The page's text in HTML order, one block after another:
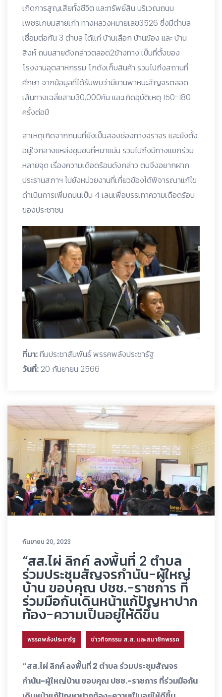
เกิดการสูญเสียทั้งชีวิต และทรัพย์สิน บริเวณถนน
เพชรเกษมสายเก่า ทางหลวงหมายเลข3526 ซึ่งมีตำบล
เชื่อมต่อกัน 3 ตำบล ได้แก่ บ้านเลือก บ้านฆ้อง และ บ้าน
สิงห์ ถนนสายดังกล่าวตลอด2ข้างทาง เป็นที่ตั้งของ
โรงงานอุตสาหกรรม โกดังเก็บสินค้า รวมไปถึงสถานที่
ศึกษา จากข้อมูลที่ได้รับพบว่ามียานพาหนะสัญจรตลอด
เส้นทางเฉลี่ยสาม30,000คัน และเกิดอุบัติเหตุ 150-180
ครั้งต่อปี
สาเหตุเกิดจากถนนที่ยังเป็นสองช่องทางจราจร และยังตั้ง
อยู่ใจกลางแหล่งชุมชนที่หนาแน่น รวมไปถึงมีทางแยกร่วม
หลายจุด เรื่องความเดือดร้อนดังกล่าว ตนจึงอยากฝาก
ประธานสภาฯ ไปยังหน่วยงานที่เกี่ยวข้องได้พิจารณาแก้ไข
ดำเนินการเพิ่มถนนเป็น 4 เลนเพื่อบรรเทาความเดือดร้อน
ของประชาชน
ที่มา:ทีมประชาสัมพันธ์ พรรคพลังประชารัฐ
วันที่: 20 กันยายน 2566
กันยายน 20, 2023
“สส.ไผ่ ลิกค์ ลงพื้นที่ 2 ตำบล
ร่วมประชุมสัญจรกำนัน-ผู้ใหญ่
บ้าน ขอบคุณ ปชช.-ราชการ ที่
ร่วมมือกันเดินหน้าแก้ปัญหาปาก
ท้อง-ความเป็นอยู่ให้ดีขึ้น
พรรคพลังประชารัฐ ข่าวกิจกรรม ส.ส. และสมาชิกพรรค
“สส.ไผ่ ลิกค์ ลงพื้นที่ 2 ตำบล ร่วมประชุมสัญจร
กำนัน-ผู้ใหญ่บ้าน ขอบคุณ ปชช.-ราชการ ที่ร่วมมือกัน